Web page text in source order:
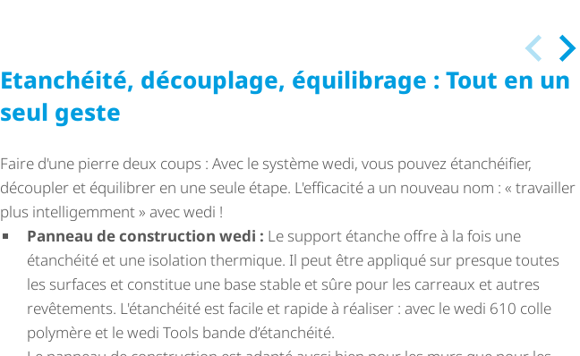
Etanchéité, découplage, équilibrage : Tout en un
seul geste
Faire d'une pierre deux coups : Avec le système wedi, vous pouvez étanchéifier,
découpler et équilibrer en une seule étape. L'efficacité a un nouveau nom : « travailler
plus intelligemment » avec wedi !
Panneau de construction wedi : Le support étanche offre à la fois une
étanchéité et une isolation thermique. Il peut être appliqué sur presque toutes
les surfaces et constitue une base stable et sûre pour les carreaux et autres
revêtements. L'étanchéité est facile et rapide à réaliser : avec le wedi 610 colle
polymère et le wedi Tools bande d’étanchéité.